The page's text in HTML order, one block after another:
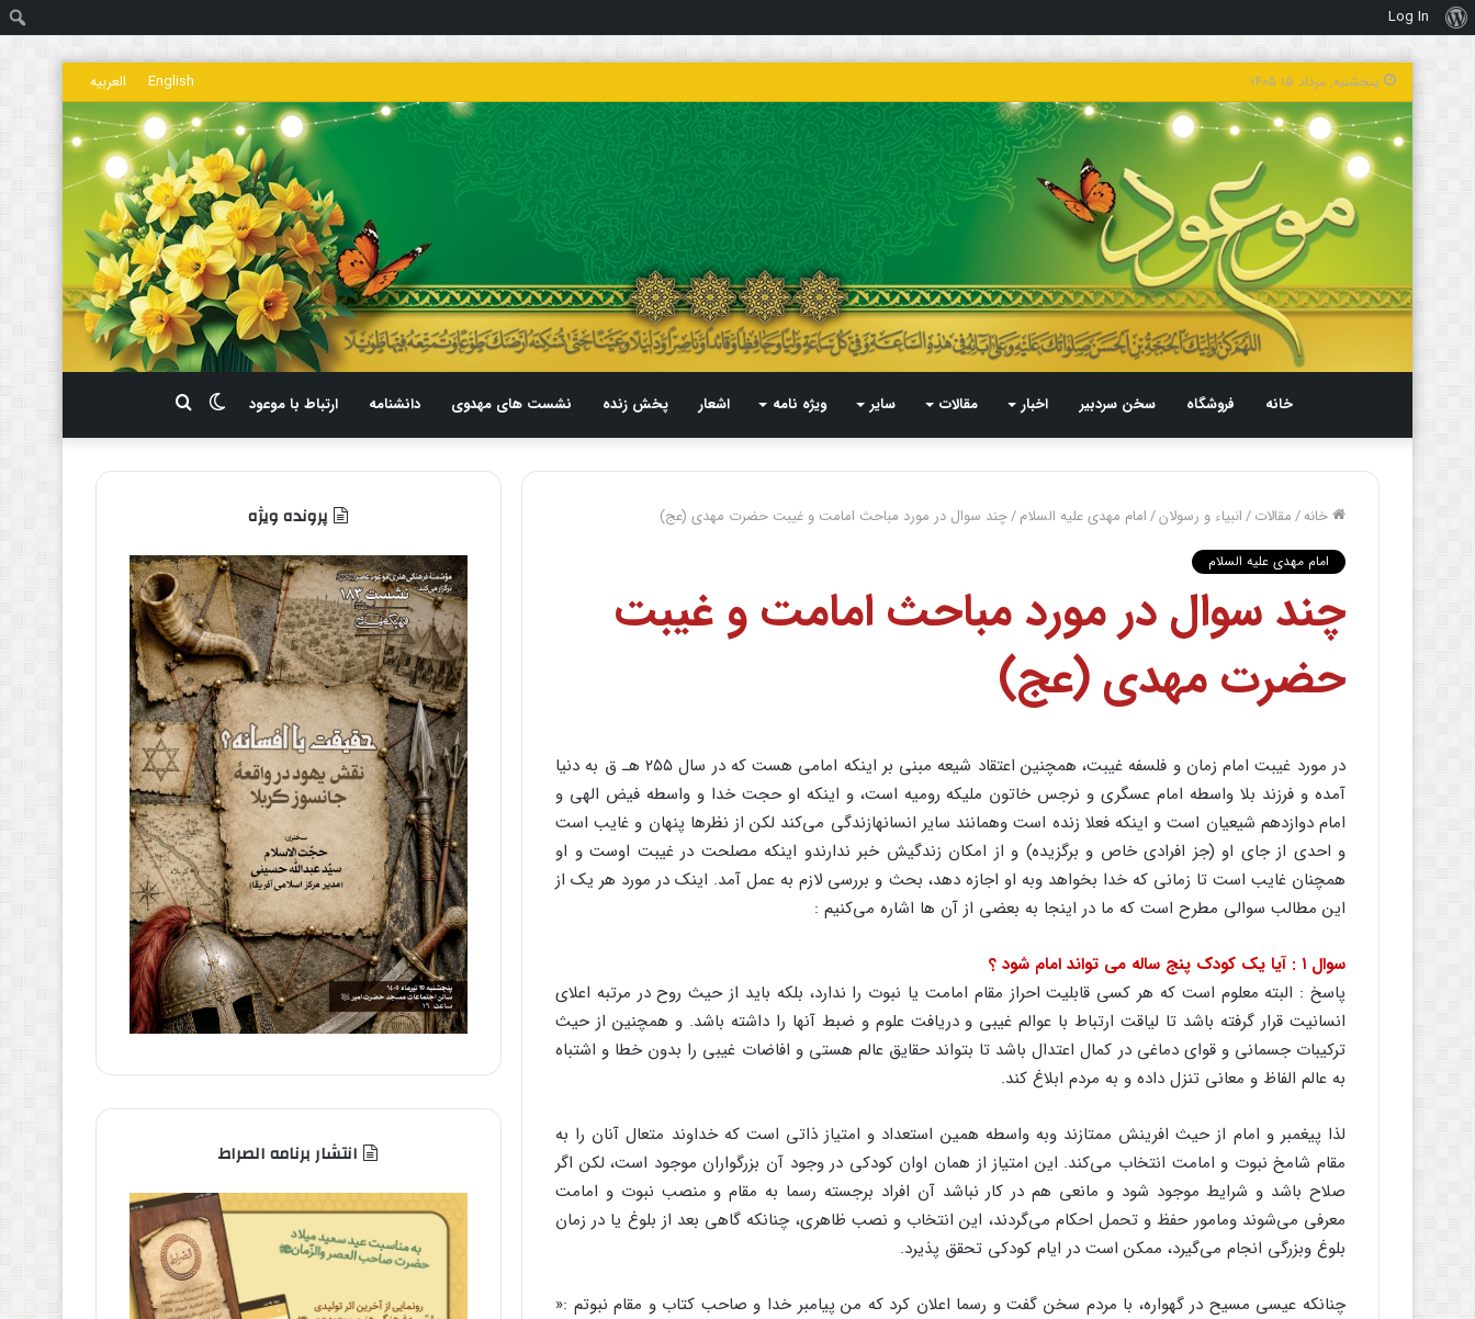
درباره
وردپرس
Log In
پنجشنبه, مرداد ۱۵ ۱۴۰۵ English العربیه
خانه فروشگاه سخن سردبیر اخبار مقالات سایر ویژه نامه اشعار پخش زنده نشست های مهدوی دانشنامه ارتباط با موعود
برای
تغییر
پوسته
خانه/مقالات/انبیاء و رسولان/امام مهدی علیه السلام/چند سوال در مورد مباحث امامت و غیبت حضرت مهدی (عج)
امام مهدی علیه السلام
چند سوال در مورد مباحث امامت و غیبت
حضرت مهدی (عج)
در مورد غیبت امام زمان و فلسفه غیبت، همچنین اعتقاد شیعه مبنی بر اینکه امامی هست که در سال ۲۵۵ هـ ق به دنیا
آمده و فرزند بلا واسطه امام عسگری و نرجس خاتون ملیکه رومیه است، و اینکه او حجت خدا و واسطه فیض الهی و
امام دوازدهم شیعیان است و اینکه فعلا زنده است وهمانند سایر انسانهازندگی می‌کند لکن از نظرها پنهان و غایب است
و احدی از جای او (جز افرادی خاص و برگزیده) و از امکان زندگیش خبر ندارندو اینکه مصلحت در غیبت اوست و او
همچنان غایب است تا زمانی که خدا بخواهد وبه او اجازه دهد، بحث و بررسی لازم به عمل آمد. اینک در مورد هر یک از
این مطالب سوالی مطرح است که ما در اینجا به بعضی از آن ها اشاره می‌کنیم :
سوال ۱ : آیا یک کودک پنج ساله می تواند امام شود ؟
پاسخ : البته معلوم است که هر کسی قابلیت احراز مقام امامت یا نبوت را ندارد، بلکه باید از حیث روح در مرتبه اعلای
انسانیت قرار گرفته باشد تا لیاقت ارتباط با عوالم غیبی و دریافت علوم و ضبط آنها را داشته باشد. و همچنین از حیث
ترکیبات جسمانی و قوای دماغی در کمال اعتدال باشد تا بتواند حقایق عالم هستی و افاضات غیبی را بدون خطا و اشتباه
به عالم الفاظ و معانی تنزل داده و به مردم ابلاغ کند.
لذا پیغمبر و امام از حیث افرینش ممتازند وبه واسطه همین استعداد و امتیاز ذاتی است که خداوند متعال آنان را به
مقام شامخ نبوت و امامت انتخاب می‌کند. این امتیاز از همان اوان کودکی در وجود آن بزرگواران موجود است، لکن اگر
صلاح باشد و شرایط موجود شود و مانعی هم در کار نباشد آن افراد برجسته رسما به مقام و منصب نبوت و امامت
معرفی می‌شوند ومامور حفظ و تحمل احکام می‌گردند، این انتخاب و نصب ظاهری، چنانکه گاهی بعد از بلوغ یا در زمان
بلوغ وبزرگی انجام می‌گیرد، ممکن است در ایام کودکی تحقق پذیرد.
چنانکه عیسی مسیح در گهواره، با مردم سخن گفت و رسما اعلان کرد که من پیامبر خدا و صاحب کتاب و مقام نبوتم :«
پرونده ویژه
انتشار برنامه الصراط